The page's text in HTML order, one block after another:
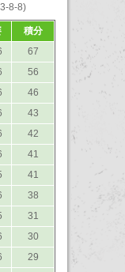
8-8)
積分
67
56
46
43
42
41
41
38
31
30
29